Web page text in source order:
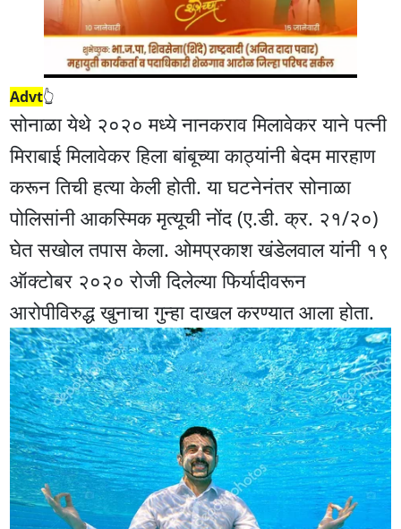
Advt👆
सोनाळा येथे २०२० मध्ये नानकराव मिलावेकर याने पत्नी
मिराबाई मिलावेकर हिला बांबूच्या काठ्यांनी बेदम मारहाण
करून तिची हत्या केली होती. या घटनेनंतर सोनाळा
पोलिसांनी आकस्मिक मृत्यूची नोंद (ए.डी. क्र. २१/२०)
घेत सखोल तपास केला. ओमप्रकाश खंडेलवाल यांनी १९
ऑक्टोबर २०२० रोजी दिलेल्या फिर्यादीवरून
आरोपीविरुद्ध खुनाचा गुन्हा दाखल करण्यात आला होता.